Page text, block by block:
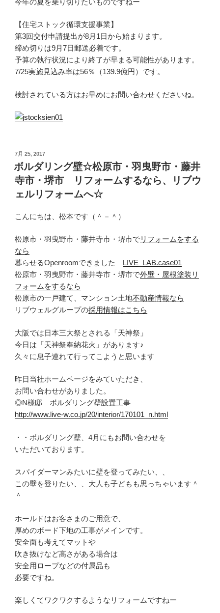
【住宅ストック循環支援事業】
第3回交付申請提出が8月1日から始まります。
締め切りは9月7日郵送必着です。
予算の執行状況により終了が早まる可能性があります。
7/25実施見込み率は56％（139.9億円）です。
検討されている方はお早めにお問い合わせくださいね。
投
稿
日:
7月 25, 2017
ボルダリング壁☆松原市・羽曳野市・藤井
寺市・堺市 リフォームするなら、リブウ
ェルリフォームへ☆
こんにちは、松本です（＾－＾）
松原市・羽曳野市・藤井寺市・堺市でリフォームをする
なら
暮らせるOpenroomできました LIVE_LAB.case01
松原市・羽曳野市・藤井寺市・堺市で外壁・屋根塗装リ
フォームをするなら
松原市の一戸建て、マンション土地不動産情報なら
リブウェルグループの採用情報はこちら
大阪では日本三大祭とされる「天神祭」
今日は「天神祭奉納花火」があります♪
久々に息子連れて行ってこようと思います
昨日当社ホームページをみていただき、
お問い合わせがありました。
◎N様邸 ボルダリング壁設置工事
http://www.live-w.co.jp/20/interior/170101_n.html
・・ボルダリング壁、4月にもお問い合わせを
いただいております。
スパイダーマンみたいに壁を登ってみたい、、
この壁を登りたい、、大人も子どもも思っちゃいます＾
＾
ホールドはお客さまのご用意で、
厚めのボード下地の工事がメインです。
安全面も考えてマットや
吹き抜けなど高さがある場合は
安全用ロープなどの付属品も
必要ですね。
楽しくてワクワクするようなリフォームですねー